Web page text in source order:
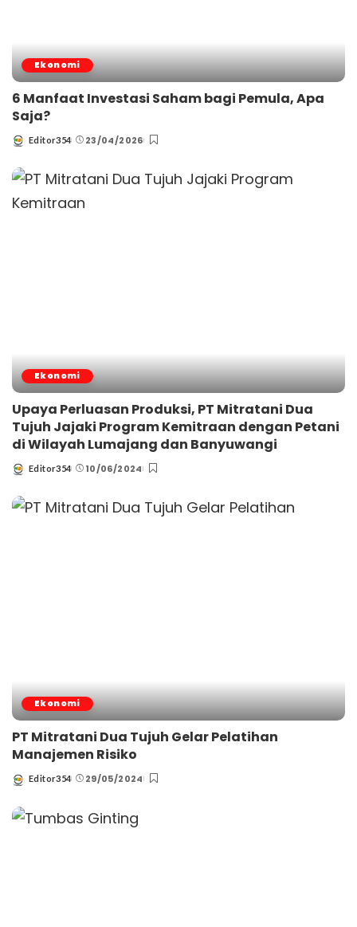
Ekonomi
6 Manfaat Investasi Saham bagi Pemula, Apa
Saja?
Posted
Editor354 23/04/2026
Ekonomi
Upaya Perluasan Produksi, PT Mitratani Dua
Tujuh Jajaki Program Kemitraan dengan Petani
di Wilayah Lumajang dan Banyuwangi
Posted
Editor354 10/06/2024
Ekonomi
PT Mitratani Dua Tujuh Gelar Pelatihan
Manajemen Risiko
Posted
Editor354 29/05/2024